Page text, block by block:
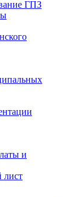
ГПЗ
и
лист